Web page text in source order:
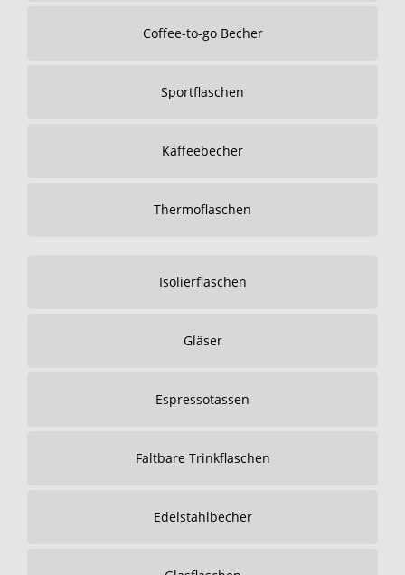
Coffee-to-go Becher
Sportflaschen
Kaffeebecher
Thermoflaschen
Isolierflaschen
Gläser
Espressotassen
Faltbare Trinkflaschen
Edelstahlbecher